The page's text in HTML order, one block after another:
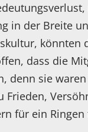
in der Breite
könnten
dass die
denn sie
Frieden,
für ein